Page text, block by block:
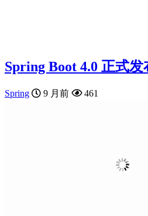
Spring Boot 4.0 正式发
Spring 9 月前 461